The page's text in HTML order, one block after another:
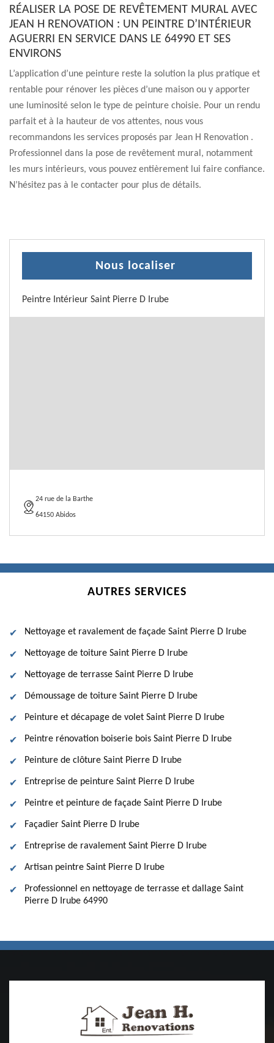
RÉALISER LA POSE DE REVÊTEMENT MURAL AVEC
JEAN H RENOVATION : UN PEINTRE D’INTÉRIEUR
AGUERRI EN SERVICE DANS LE 64990 ET SES
ENVIRONS
L’application d’une peinture reste la solution la plus pratique et
rentable pour rénover les pièces d’une maison ou y apporter
une luminosité selon le type de peinture choisie. Pour un rendu
parfait et à la hauteur de vos attentes, nous vous
recommandons les services proposés par Jean H Renovation .
Professionnel dans la pose de revêtement mural, notamment
les murs intérieurs, vous pouvez entièrement lui faire confiance.
N’hésitez pas à le contacter pour plus de détails.
Nous localiser
Peintre Intérieur Saint Pierre D Irube
24 rue de la Barthe
64150 Abidos
AUTRES SERVICES
Nettoyage et ravalement de façade Saint Pierre D Irube
Nettoyage de toiture Saint Pierre D Irube
Nettoyage de terrasse Saint Pierre D Irube
Démoussage de toiture Saint Pierre D Irube
Peinture et décapage de volet Saint Pierre D Irube
Peintre rénovation boiserie bois Saint Pierre D Irube
Peinture de clôture Saint Pierre D Irube
Entreprise de peinture Saint Pierre D Irube
Peintre et peinture de façade Saint Pierre D Irube
Façadier Saint Pierre D Irube
Entreprise de ravalement Saint Pierre D Irube
Artisan peintre Saint Pierre D Irube
Professionnel en nettoyage de terrasse et dallage Saint
Pierre D Irube 64990